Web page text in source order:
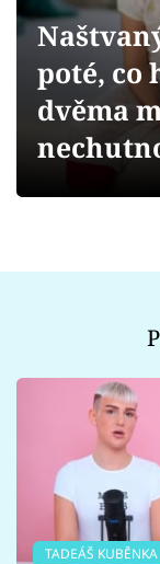
Videa
Sledujte
poté, co
dvěma
TADEÁŠ KUBĚNKA